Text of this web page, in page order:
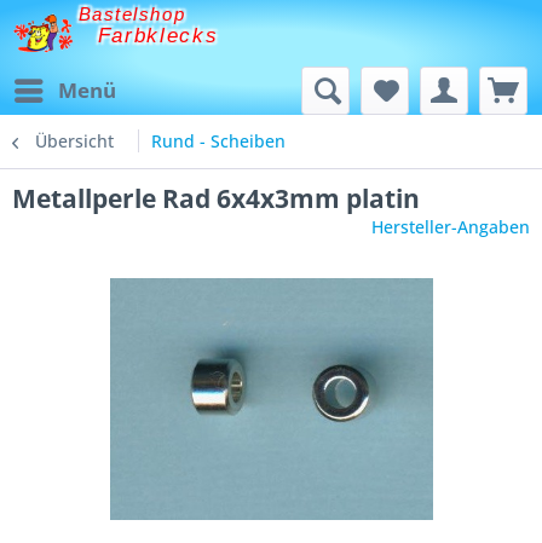
Bastelshop
Farbklecks
Menü
Übersicht Rund - Scheiben
Metallperle Rad 6x4x3mm platin
Hersteller-Angaben